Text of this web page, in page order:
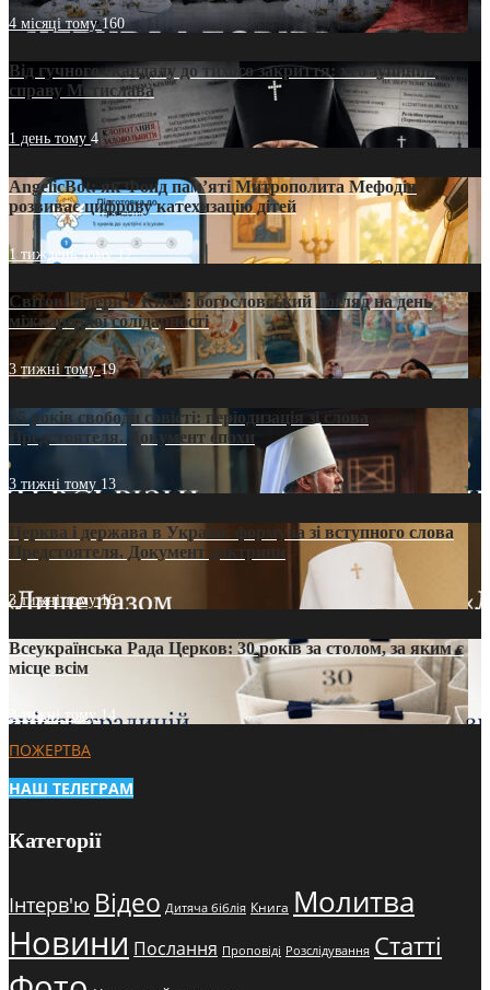
4 місяці тому160
Від гучного скандалу до тихого закриття: хто зупинив
справу Мстислава
1 день тому4
AngelicBot: як Фонд пам’яті Митрополита Мефодія
розвиває цифрову катехизацію дітей
1 тиждень тому12
Світові лідери в Києві: богословський погляд на день
міжнародної солідарності
3 тижні тому19
35 років свободи совісті: періодизація зі слова
Предстоятеля. Документ епохи
3 тижні тому 13
Церква і держава в Україні: формула зі вступного слова
Предстоятеля. Документ доктрини
3 тижні тому16
Всеукраїнська Рада Церков: 30 років за столом, за яким є
місце всім
3 тижні тому14
ПОЖЕРТВА
НАШ ТЕЛЕГРАМ
Категорії
Інтерв'ю Відео Дитяча біблія Книга Молитва
Новини Послання Проповіді Розслідування Статті